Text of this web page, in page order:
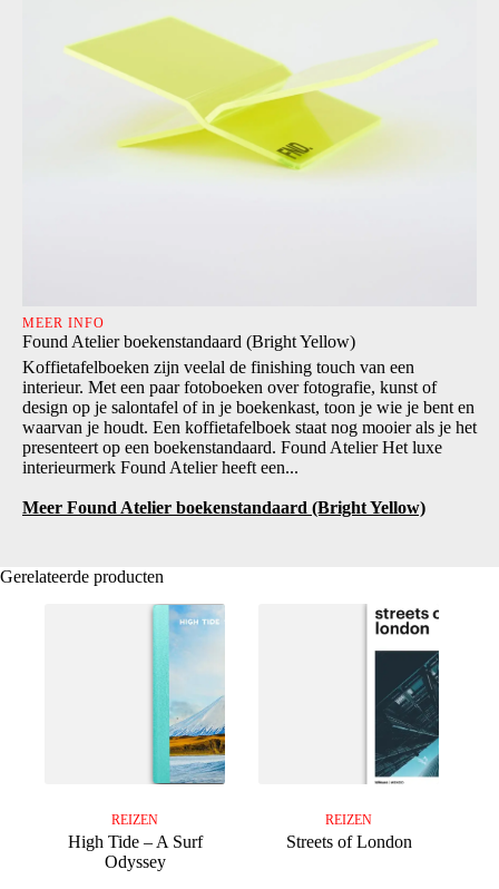
MEER INFO
Found Atelier boekenstandaard (Bright Yellow)
Koffietafelboeken zijn veelal de finishing touch van een
interieur. Met een paar fotoboeken over fotografie, kunst of
design op je salontafel of in je boekenkast, toon je wie je bent en
waarvan je houdt. Een koffietafelboek staat nog mooier als je het
presenteert op een boekenstandaard. Found Atelier Het luxe
interieurmerk Found Atelier heeft een...
Meer Found Atelier boekenstandaard (Bright Yellow)
Gerelateerde producten
REIZEN
High Tide – A Surf
Odyssey
REIZEN
Streets of London